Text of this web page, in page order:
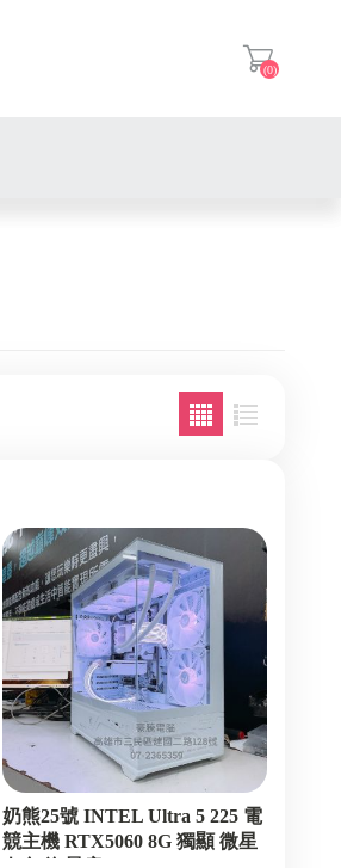
(0)
奶熊25號 INTEL Ultra 5 225 電
競主機 RTX5060 8G 獨顯 微星